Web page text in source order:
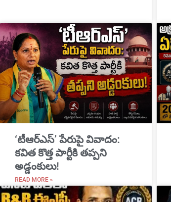
‘టీఆర్ఎస్’ పేరుపై వివాదం:
కవిత కొత్త పార్టీకి తప్పని
అడ్డంకులు!
READ MORE »